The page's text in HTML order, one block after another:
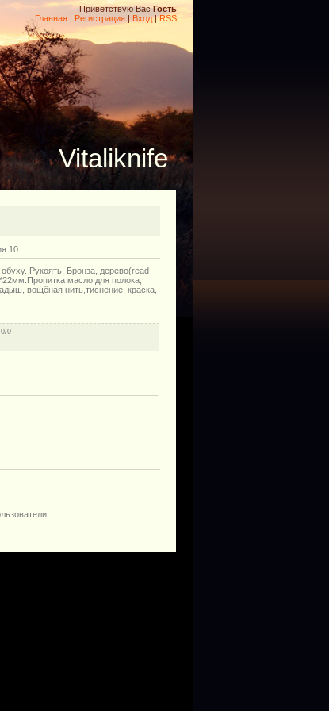
Приветствую Вас Гость
Главная | Регистрация | Вход|RSS
Vitaliknife
10
Рукоять: Бронза, дерево(read
масло для полока,
вощёная нить,тиснение, краска,
0